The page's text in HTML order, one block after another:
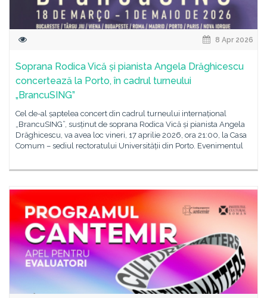
8 Apr 2026
Soprana Rodica Vică și pianista Angela Drăghicescu
concertează la Porto, în cadrul turneului
„BrancuSING”
Cel de-al șaptelea concert din cadrul turneului internațional
„BrancuSING”, susținut de soprana Rodica Vică și pianista Angela
Drăghicescu, va avea loc vineri, 17 aprilie 2026, ora 21:00, la Casa
Comum – sediul rectoratului Universității din Porto. Evenimentul